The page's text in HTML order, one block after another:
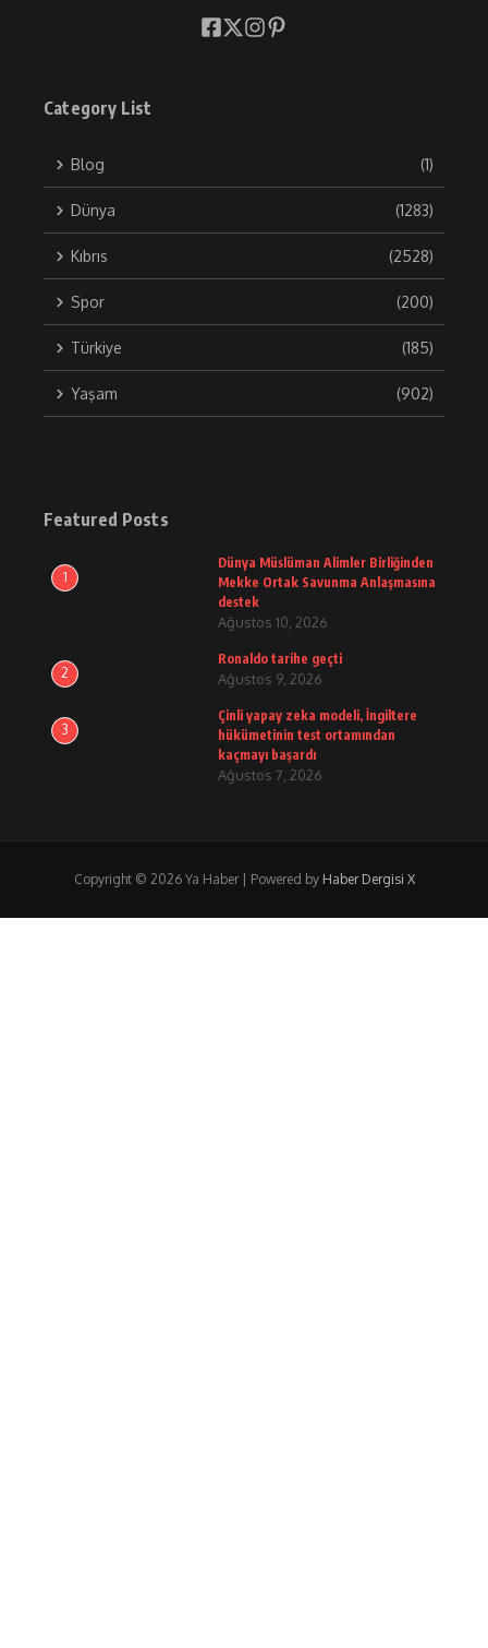
Category List
Blog (1)
Dünya (1283)
Kıbrıs (2528)
Spor (200)
Türkiye (185)
Yaşam (902)
Featured Posts
1
Dünya Müslüman Alimler Birliğinden
Mekke Ortak Savunma Anlaşmasına
destek
Ağustos 10, 2026
2
Ronaldo tarihe geçti
Ağustos 9, 2026
3
Çinli yapay zeka modeli, İngiltere
hükümetinin test ortamından
kaçmayı başardı
Ağustos 7, 2026
Copyright © 2026 Ya Haber | Powered by Haber Dergisi X